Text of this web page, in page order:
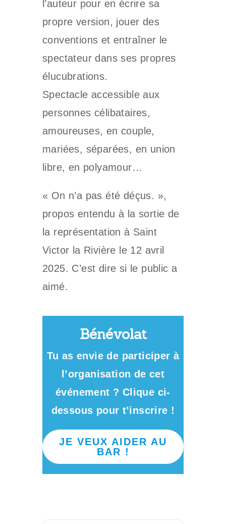
l’auteur pour en écrire sa
propre version, jouer des
conventions et entraîner le
spectateur dans ses propres
élucubrations.
Spectacle accessible aux
personnes célibataires,
amoureuses, en couple,
mariées, séparées, en union
libre, en polyamour…
« On n’a pas été déçus. »,
propos entendu à la sortie de
la représentation à Saint
Victor la Rivière le 12 avril
2025. C’est dire si le public a
aimé.
Bénévolat
Tu as envie de participer à
l’organisation de cet
événement ? Clique ci-
dessous pour t’inscrire !
JE VEUX AIDER AU
BAR !